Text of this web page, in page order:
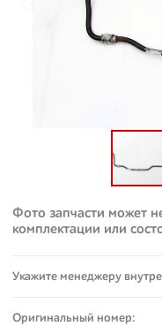
Фото запчасти может
комплектации или
Укажите менеджеру
Оригинальный номер: